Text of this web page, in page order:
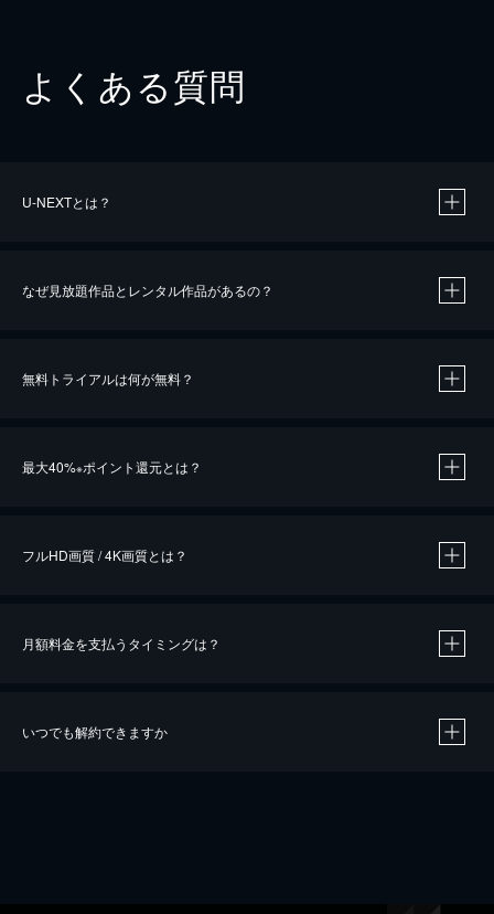
よくある質問
U-NEXTとは？
なぜ見放題作品とレンタル作品があるの？
無料トライアルは何が無料？
最大40%※ポイント還元とは？
※40％ポイント還元の対象は、クレジットカード決済による作品の購入 / レンタルです。
iOSアプリのUコイン決済による作品の購入 / レンタルは、20％のポイント還元です。
フルHD画質 / 4K画質とは？
月額料金を支払うタイミングは？
いつでも解約できますか